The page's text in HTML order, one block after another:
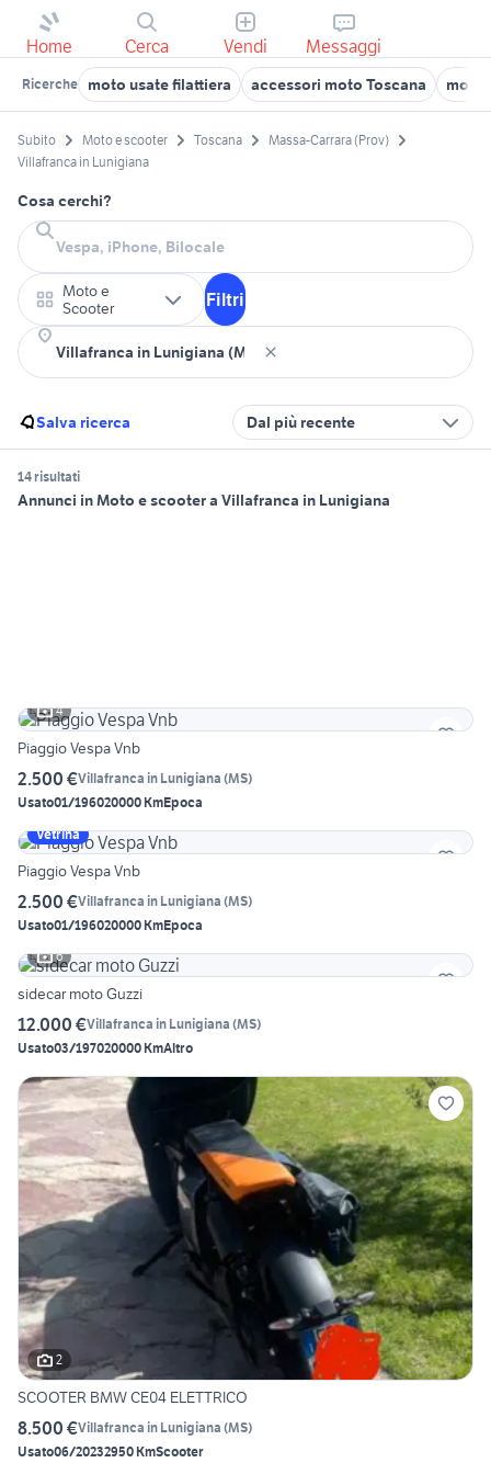
Home Cerca Vendi Messaggi
Ricerche moto usate filattiera accessori moto Toscana moto
Subito Moto e scooter Toscana
Massa-Carrara (Prov)
Villafranca in Lunigiana
Cosa cerchi?
Moto e
Scooter
Filtri
Salva ricerca Dal più recente
14 risultati
Annunci in Moto e scooter a Villafranca in Lunigiana
4
Piaggio Vespa Vnb
2.500 €Villafranca in Lunigiana (MS)
Usato01/196020000 KmEpoca
Vetrina
Piaggio Vespa Vnb
2.500 €Villafranca in Lunigiana (MS)
Usato01/196020000 KmEpoca
6
sidecar moto Guzzi
12.000 €Villafranca in Lunigiana (MS)
Usato03/197020000 KmAltro
2
SCOOTER BMW CE04 ELETTRICO
8.500 €Villafranca in Lunigiana (MS)
Usato06/20232950 KmScooter